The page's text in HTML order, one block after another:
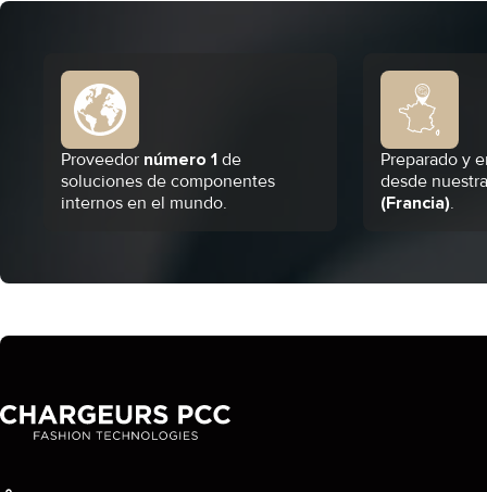
Proveedor número 1 de
soluciones de componentes
internos en el mundo.
Preparado y
desde
(Francia).